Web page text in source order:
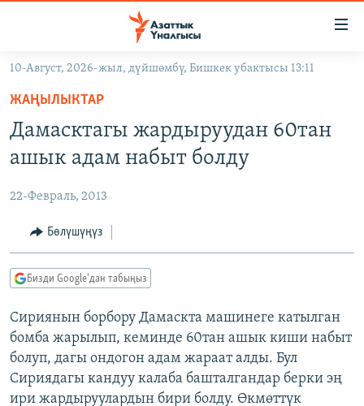
Навигацияга
өтүңүз
Издөөгө
салыңыз
ЭКОНОМИКА
МАДАНИЯТ
ДҮЙНӨ
БОРБОР АЗИЯ
АТАЙЫН ИЛИКТӨӨ
ТВ ПРОГРАММАЛАР
ЭКСПЕРТТЕР ТАЛДАЙТ
БИЗ ЖАНА ДҮЙНӨ
ДАНИСТЕ
ЭЖЕ-СИҢДИЛЕР
ӨЗГӨЧӨ ПИКИР
Русский
ОНЛАЙН ШЕРИНЕ
10-Август, 2026-жыл, дүйшөмбү, Бишкек убактысы 13:11
ЖАҢЫЛЫКТАР
Дамасктагы жардыруудан 60тан
ашык адам набыт болду
22-Февраль, 2013
Бөлүшүңүз
Бизди Google'дан табыңыз
Сириянын борбору Дамаскта машинеге катылган
бомба жарылып, кеминде 60тан ашык киши набыт
болуп, дагы ондогон адам жараат алды. Бул
Сириядагы кандуу калаба башталгандар берки эң
ири жардыруулардын бири болду. Өкмөттүк